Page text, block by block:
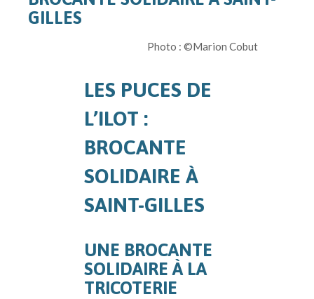
GILLES
Photo : ©Marion Cobut
LES PUCES DE
L’ILOT :
BROCANTE
SOLIDAIRE À
SAINT-GILLES
UNE BROCANTE
SOLIDAIRE À LA
TRICOTERIE